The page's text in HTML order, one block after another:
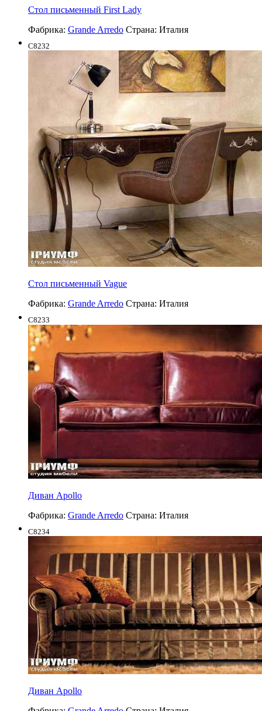
Cтол письменный First Lady
Фабрика: Grande Arredo Страна: Италия
C8232
Cтол письменный Vague
Фабрика: Grande Arredo Страна: Италия
C8233
Диван Apollo
Фабрика: Grande Arredo Страна: Италия
C8234
Диван Apollo